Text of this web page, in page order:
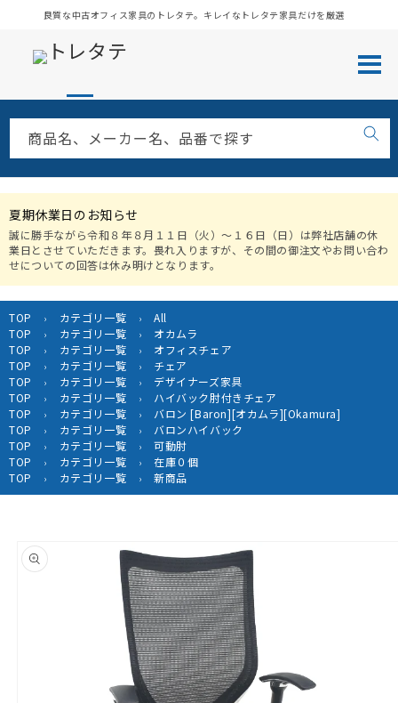
ンツに
良質な中古オフィス家具のトレタテ。キレイなトレタテ家具だけを厳選
商品名、メーカー名、品番で探す
夏期休業日のお知らせ
誠に勝手ながら令和８年８月１１日（火）〜１６日（日）は弊社店舗の休
業日とさせていただきます。畏れ入りますが、その間の御注文やお問い合わ
せについての回答は休み明けとなります。
TOP › カテゴリ一覧 ›
All
TOP
› カテゴリ一覧 ›
オカムラ
TOP
› カテゴリ一覧 ›
オフィスチェア
TOP
› カテゴリ一覧 ›
チェア
TOP
› カテゴリ一覧 ›
デザイナーズ家具
TOP
› カテゴリ一覧 ›
ハイバック肘付きチェア
TOP
› カテゴリ一覧 ›
バロン [Baron][オカムラ][Okamura]
TOP
› カテゴリ一覧 ›
バロンハイバック
TOP
› カテゴリ一覧 ›
可動肘
TOP
› カテゴリ一覧 ›
在庫０個
TOP
› カテゴリ一覧 › 新商品
報にス
キップ